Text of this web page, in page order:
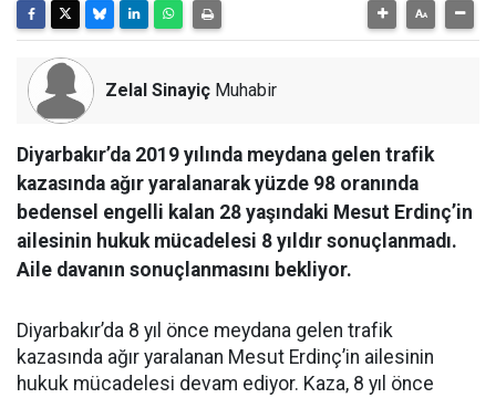
Zelal Sinayiç Muhabir
Diyarbakır’da 2019 yılında meydana gelen trafik
kazasında ağır yaralanarak yüzde 98 oranında
bedensel engelli kalan 28 yaşındaki Mesut Erdinç’in
ailesinin hukuk mücadelesi 8 yıldır sonuçlanmadı.
Aile davanın sonuçlanmasını bekliyor.
Diyarbakır’da 8 yıl önce meydana gelen trafik
kazasında ağır yaralanan Mesut Erdinç’in ailesinin
hukuk mücadelesi devam ediyor. Kaza, 8 yıl önce